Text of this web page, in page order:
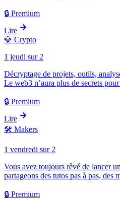
🔒 Premium
Lire
💎 Crypto
1 jeudi sur 2
Décryptage de projets, outils,
Le web3 n’aura plus de secrets
🔒 Premium
Lire
🛠️ Makers
1 vendredi sur 2
Vous avez toujours rêvé de lancer
partageons des tutos pas à pas, des
🔒 Premium